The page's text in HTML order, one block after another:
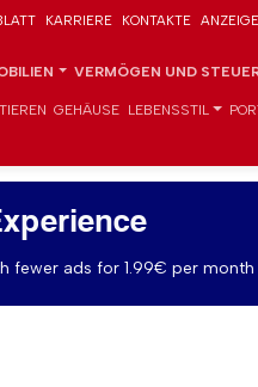
KARRIERE KONTAKTE
VERMÖGEN UND
GEHÄUSE LEBENSSTIL
fewer ads for 1.99€ per